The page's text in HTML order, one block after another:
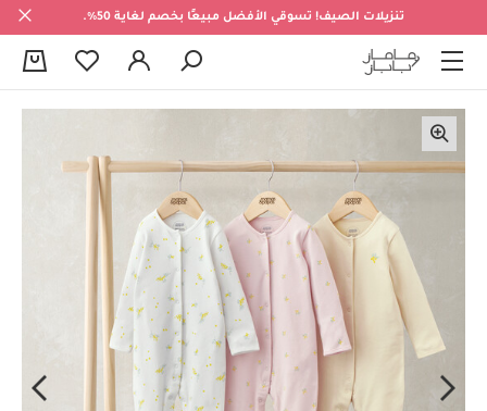
تنزيلات الصيف! تسوقي الأفضل مبيعًا بخصم لغاية 50%.